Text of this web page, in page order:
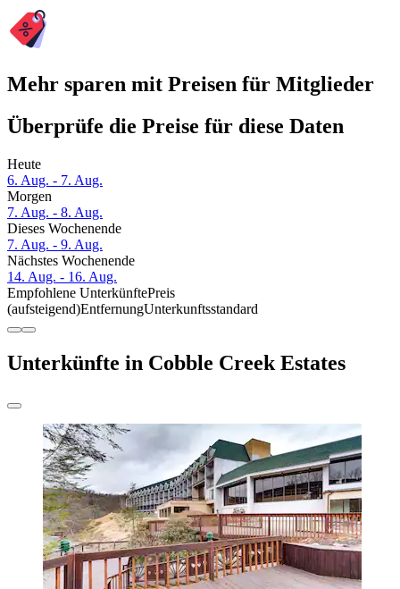
Mehr sparen mit Preisen für Mitglieder
Überprüfe die Preise für diese Daten
Heute
6. Aug. - 7. Aug.
Morgen
7. Aug. - 8. Aug.
Dieses Wochenende
7. Aug. - 9. Aug.
Nächstes Wochenende
14. Aug. - 16. Aug.
Empfohlene UnterkünftePreis
(aufsteigend)EntfernungUnterkunftsstandard
Unterkünfte in Cobble Creek Estates